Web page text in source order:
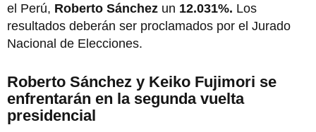
el Perú, Roberto Sánchez un 12.031%. Los
resultados deberán ser proclamados por el Jurado
Nacional de Elecciones.
Roberto Sánchez y Keiko Fujimori se
enfrentarán en la segunda vuelta
presidencial